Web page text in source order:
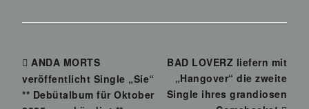
ANDA MORTS
veröffentlicht Single „Sie“
** Debütalbum für Oktober
BAD LOVERZ liefern mit
„Hangover“ die zweite
Single ihres grandiosen